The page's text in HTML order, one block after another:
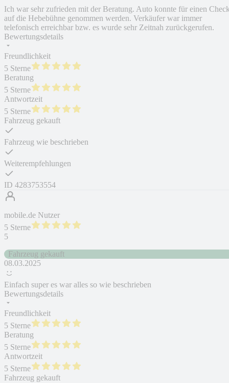
Ich war sehr zufrieden mit der Beratung. Auto konnte für einen
auf die Hebebühne genommen werden. Verkäufer war immer
telefonisch erreichbar bzw. es wurde sehr Zeitnah zurückgerufen.
Bewertungsdetails
Freundlichkeit
5 Sterne
Beratung
5 Sterne
Antwortzeit
5 Sterne
Fahrzeug gekauft
Fahrzeug wie beschrieben
Weiterempfehlungen
ID 4283753554
mobile.de Nutzer
5 Sterne
5
Fahrzeug gekauft
08.03.2025
Einfach super es war alles so wie beschrieben
Bewertungsdetails
Freundlichkeit
5 Sterne
Beratung
5 Sterne
Antwortzeit
5 Sterne
Fahrzeug gekauft